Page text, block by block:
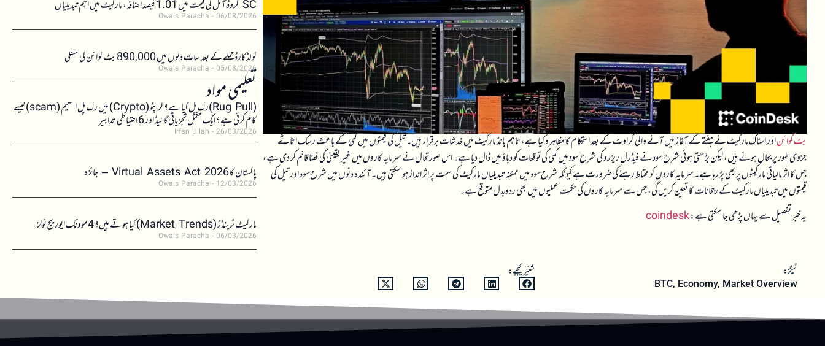
بٹ کوائناور اسٹاک مارکیٹ نے ہفتے کے آغاز میں آنے والی گراوٹ کے بعد استحکام کا مظاہرہ کیا ہے، تاہم بانڈ مارکیٹ میں خدشات برقرار ہیں۔ تیل کی قیمتوں میں کمی کے باعث رسک اثاثے
جزوی طور پر بحال ہوئے ہیں، لیکن بڑھتی ہوئی شرح سود نے فیڈرل ریزرو کی شرح سود میں کمی کی توقعات کو دباؤ میں ڈال دیا ہے۔ اس صورتحال نے سرمایہ کاروں میں غیر یقینی کی فضا قائم کر دی ہے،
جس کا اثر مالیاتی مارکیٹوں پر بھی پڑ رہا ہے۔ سرمایہ کاروں کو محتاط رہنے کی ضرورت ہے کیونکہ شرح سود میں ممکنہ تبدیلیاں مارکیٹ کی سمت پر اثر انداز ہو سکتی ہیں۔ آئندہ دنوں میں شرح سود اور تیل کی
قیمتوں میں تبدیلیاں مارکیٹ کے رجحانات کا تعین کریں گی، جس سے سرمایہ کاروں کی حکمت عملیوں میں بھی ردوبدل متوقع ہے۔
یہ خبر تفصیل سے یہاں پڑھی جا سکتی ہے:coindesk
ٹیگز:
BTC, Economy, Market Overview
شئیر کیجیے:
SC کروڈ آئل کی قیمت میں 1.01 فیصد اضافہ، مارکیٹ میں اہم تبدیلیاں
Owais Paracha 06/08/2026
کولڈکارڈ حملے کے بعد سات دنوں میں 890,000 بٹ کوائن کی منتقلی
Owais Paracha 05/08/2026
تعلیمی مواد (Rug Pull)رگ پل کیا ہے؟ کرپٹو (Crypto) میں رگ پل اسکیم (scam)کیسے
کام کرتی ہے؟ ایک مکمل تجزیاتی گائیڈ اور 6 احتیاطی تدابیر
Irfan Ullah 26/03/2026
پاکستان کا Virtual Assets Act 2026 – جائزہ
Owais Paracha 12/03/2026
مارکیٹ ٹرینڈز (Market Trends) کیا ہوتے ہیں؟ 4 موونگ ایوریج ٹولز
Owais Paracha 06/03/2026